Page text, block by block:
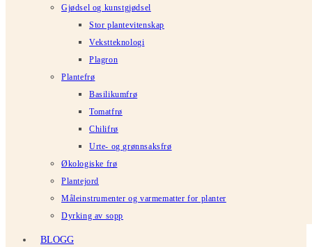
Gjødsel og kunstgjødsel
Stor plantevitenskap
Vekstteknologi
Plagron
Plantefrø
Basilikumfrø
Tomatfrø
Chilifrø
Urte- og grønnsaksfrø
Økologiske frø
Plantejord
Måleinstrumenter og varmematter for planter
Dyrking av sopp
BLOGG